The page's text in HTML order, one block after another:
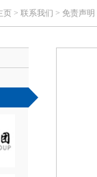
页 > 联系我们 > 免责声明